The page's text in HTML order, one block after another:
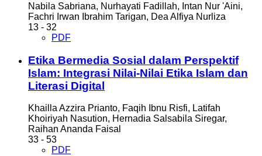
Nabila Sabriana, Nurhayati Fadillah, Intan Nur 'Aini,
Fachri Irwan Ibrahim Tarigan, Dea Alfiya Nurliza
13 - 32
PDF
Etika Bermedia Sosial dalam Perspektif
Islam: Integrasi Nilai-Nilai Etika Islam dan
Literasi Digital
Khailla Azzira Prianto, Faqih Ibnu Risfi, Latifah
Khoiriyah Nasution, Hernadia Salsabila Siregar,
Raihan Ananda Faisal
33 - 53
PDF